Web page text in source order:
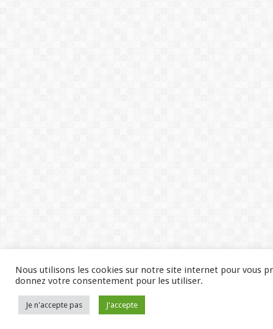
Nous utilisons les cookies sur notre site internet pour vous
donnez votre consentement pour les utiliser.
Je n'accepte pas J'accepte